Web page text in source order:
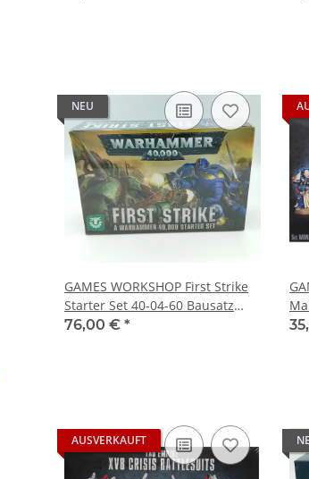
NEU
GAMES WORKSHOP First Strike
Starter Set 40-04-60 Bausatz
60010199018
76,00 € *
AUSVERKAUFT